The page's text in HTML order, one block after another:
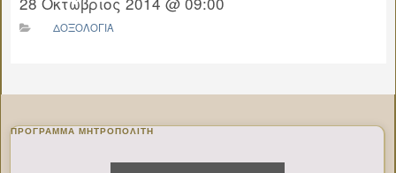
ΔΟΞΟΛΟΓΙΑ
ΠΡΌΓΡΑΜΜΑ ΜΗΤΡΟΠΟΛΊΤΗ